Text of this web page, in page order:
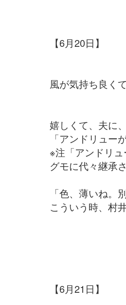
【6月20日】
風が気持ち良く
嬉しくて、夫に、
「アンドリュー
※注「アンドリ
グモに代々継承
「色、薄いね。
こういう時、村
【6月21日】